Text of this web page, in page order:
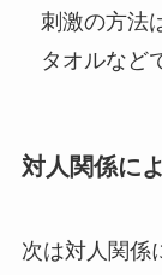
刺激の方法
タオルなど
対人関係に
次は対人関係